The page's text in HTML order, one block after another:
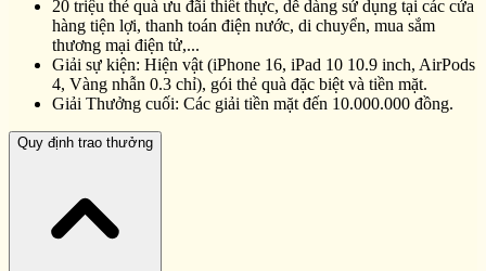
20 triệu thẻ quà ưu đãi thiết thực, dễ dàng sử dụng tại các cửa
hàng tiện lợi, thanh toán điện nước, di chuyển, mua sắm
thương mại điện tử,...
Giải sự kiện: Hiện vật (iPhone 16, iPad 10 10.9 inch, AirPods
4, Vàng nhẫn 0.3 chỉ), gói thẻ quà đặc biệt và tiền mặt.
Giải Thưởng cuối: Các giải tiền mặt đến 10.000.000 đồng.
Quy định trao thưởng